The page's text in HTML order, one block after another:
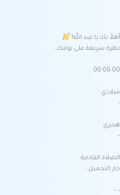
أهلاً بك يا عبد الله!
نظرة سريعة على يومك.
00:00:00
ميلادي
–
هجري
–
الصلاة القادمة
جار التحميل…
–:–